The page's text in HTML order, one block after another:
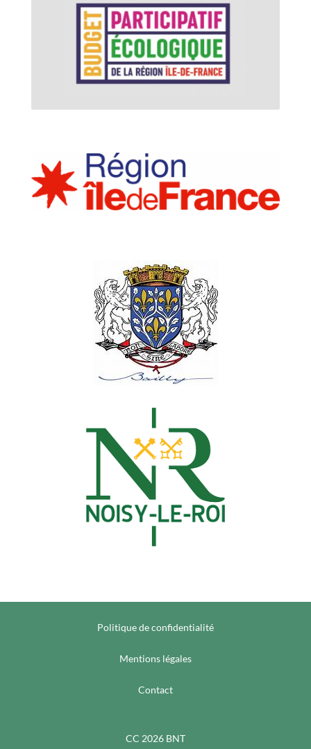
Politique de confidentialité
Mentions légales
Contact
CC 2026 BNT